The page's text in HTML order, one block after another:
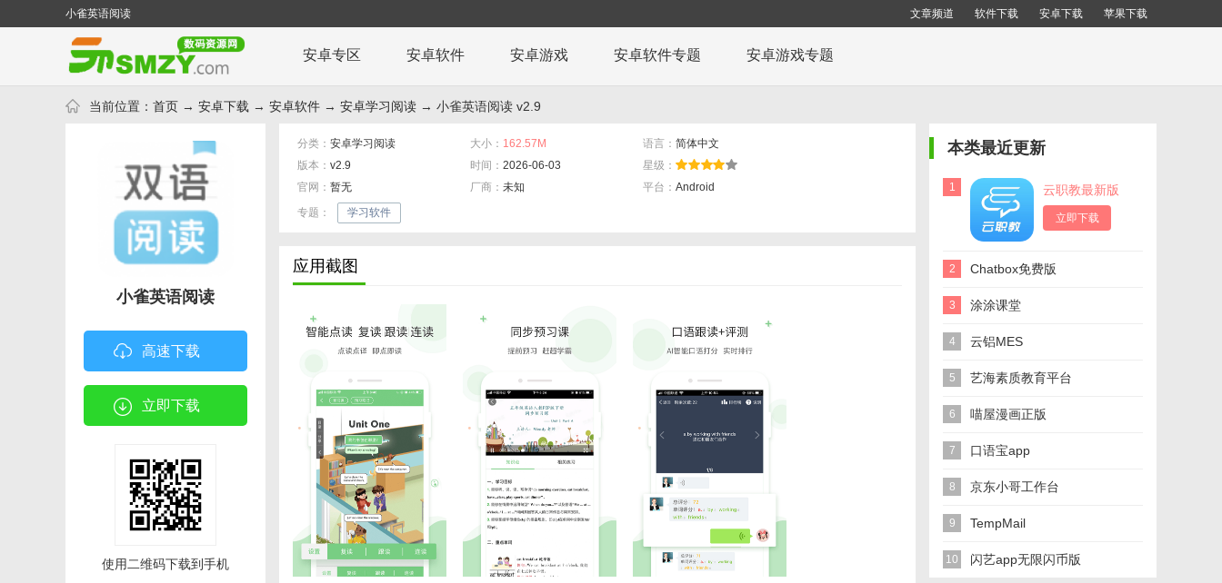
小雀英语阅读 文章频道 软件下载 安卓下载 苹果下载
安卓专区 安卓软件 安卓游戏 安卓软件专题 安卓游戏专题
当前位置： 首页 → 安卓下载 → 安卓软件 → 安卓学习阅读 → 小雀英语阅读 v2.9
小雀英语阅读
高速下载
立即下载
使用二维码下载到手机
分类： 安卓学习阅读 大小： 162.57M 语言： 简体中文
版本： v2.9 时间： 2026-06-03
星级：
官网： 暂无 厂商： 未知 平台： Android
专题：
学习软件
应用截图
本类最近更新
1 云职教最新版
立即下载
2 Chatbox免费版
3 涂涂课堂
4 云铝MES
5 艺海素质教育平台
6 喵屋漫画正版
7 口语宝app
8 京东小哥工作台
9 TempMail
10 闪艺app无限闪币版